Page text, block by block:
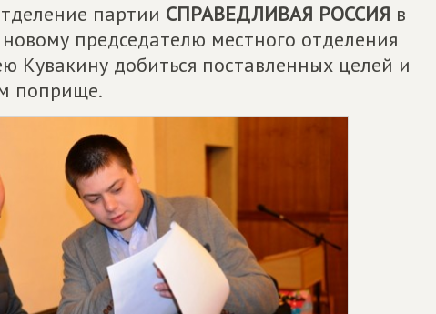
партии СПРАВЕДЛИВАЯ РОССИЯ в
председателю местного отделения
Кувакину добиться поставленных целей и
поприще.